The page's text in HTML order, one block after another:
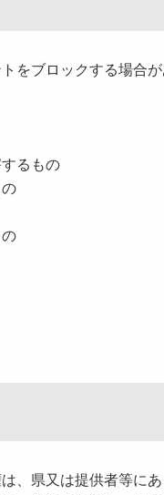
をブロックする場合が
るもの
、県又は提供者等に